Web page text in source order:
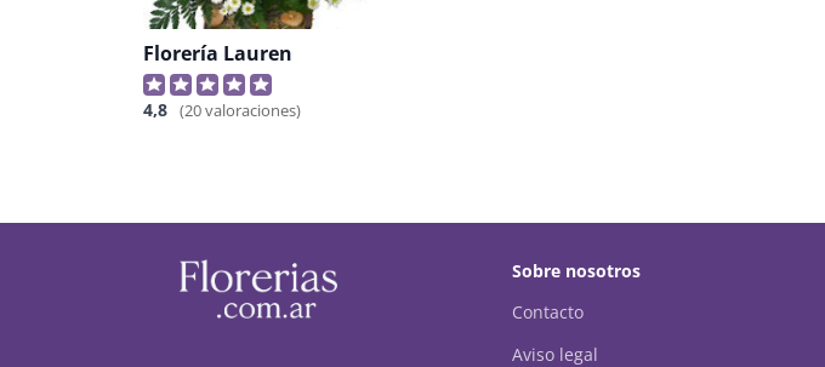
Florería Lauren
4,8 (20 valoraciones)
Sobre nosotros
Contacto
Aviso legal